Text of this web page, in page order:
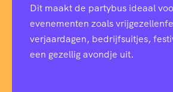
Dit maakt de partybus ideaal
evenementen zoals
verjaardagen, bedrijfsuitjes,
een gezellig avondje uit.